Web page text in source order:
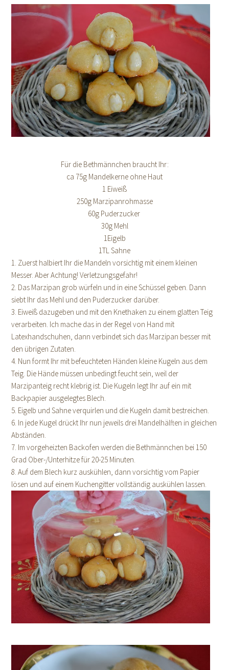
Für die Bethmännchen braucht Ihr:
ca 75g Mandelkerne ohne Haut
1 Eiweiß
250g Marzipanrohmasse
60g Puderzucker
30g Mehl
1Eigelb
1TL Sahne
1. Zuerst halbiert Ihr die Mandeln vorsichtig mit einem kleinen
Messer. Aber Achtung! Verletzungsgefahr!
2. Das Marzipan grob würfeln und in eine Schüssel geben. Dann
siebt Ihr das Mehl und den Puderzucker darüber.
3. Eiweiß dazugeben und mit den Knethaken zu einem glatten Teig
verarbeiten. Ich mache das in der Regel von Hand mit
Latexhandschuhen, dann verbindet sich das Marzipan besser mit
den übrigen Zutaten.
4. Nun formt Ihr mit befeuchteten Händen kleine Kugeln aus dem
Teig. Die Hände müssen unbedingt feucht sein, weil der
Marzipanteig recht klebrig ist. Die Kugeln legt Ihr auf ein mit
Backpapier ausgelegtes Blech.
5. Eigelb und Sahne verquirlen und die Kugeln damit bestreichen.
6. In jede Kugel drückt Ihr nun jeweils drei Mandelhälften in gleichen
Abständen.
7. Im vorgeheizten Backofen werden die Bethmännchen bei 150
Grad Ober-/Unterhitze für 20-25 Minuten.
8. Auf dem Blech kurz auskühlen, dann vorsichtig vom Papier
lösen und auf einem Kuchengitter vollständig auskühlen lassen.